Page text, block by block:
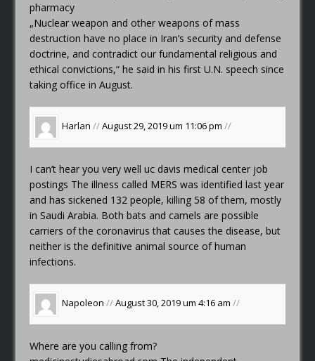
pharmacy
„Nuclear weapon and other weapons of mass
destruction have no place in Iran’s security and defense
doctrine, and contradict our fundamental religious and
ethical convictions,“ he said in his first U.N. speech since
taking office in August.
Harlan //August 29, 2019 um 11:06 pm//
I can’t hear you very welluc davis medical center job
postings The illness called MERS was identified last year
and has sickened 132 people, killing 58 of them, mostly
in Saudi Arabia. Both bats and camels are possible
carriers of the coronavirus that causes the disease, but
neither is the definitive animal source of human
infections.
Napoleon //August 30, 2019 um 4:16 am//
Where are you calling from?